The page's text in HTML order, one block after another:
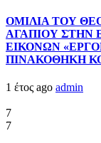
ΟΜΙΛΙΑ ΤΟΥ
ΑΓΑΠΙΟΥ ΣΤΗΝ
ΕΙΚΟΝΩΝ
ΠΙΝΑΚΟΘΗΚΗ
1 έτος ago admin
7
7